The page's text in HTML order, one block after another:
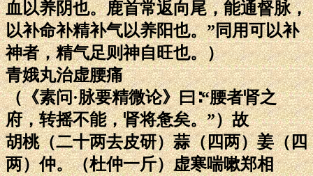
血以养阴也。鹿首常返向尾，能通督脉，
以补命补精补气以养阳也。”同用可以补
神者，精气足则神自旺也。）
青娥丸治虚腰痛
（《素问·脉要精微论》曰∶“腰者肾之
府，转摇不能，肾将惫矣。”）故
胡桃（二十两去皮研）蒜（四两）姜（四
两）仲。（杜仲一斤）虚寒喘嗽郑相